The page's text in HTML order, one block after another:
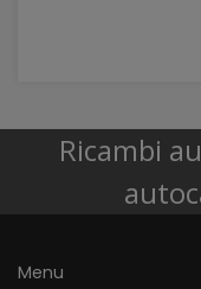
Ricambi
Menu